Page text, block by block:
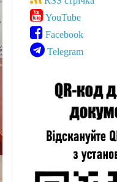
YouTube
Facebook
Telegram